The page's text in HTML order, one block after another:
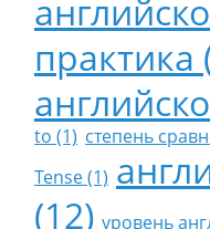
практика
to (1) степень
Tense (1)
(12) уровень